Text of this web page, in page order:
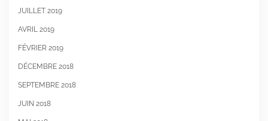
JUILLET 2019
AVRIL 2019
FÉVRIER 2019
DÉCEMBRE 2018
SEPTEMBRE 2018
JUIN 2018